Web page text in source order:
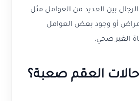
بين العديد من العوامل مثل
أو وجود بعض العوامل
الغير صحي.
العقم صعبة؟